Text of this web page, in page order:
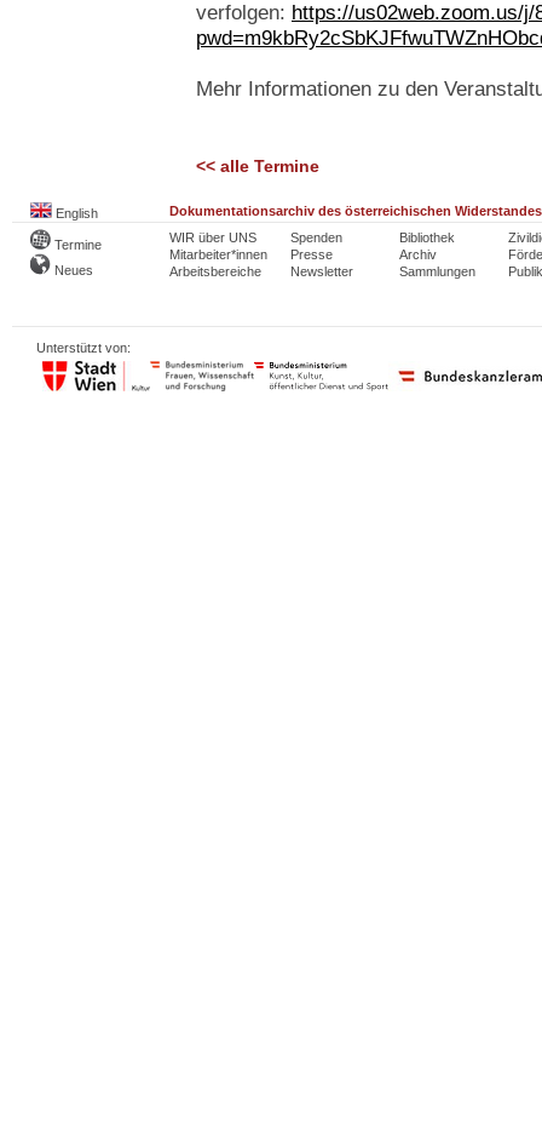
verfolgen: https://us02web.zoom.us/j/
Mehr Informationen zu den
<< alle Termine
English Dokumentationsarchiv des österreichischen Widerstandes
Termine
Neues
WIR über UNS
Mitarbeiter*innen
Arbeitsbereiche
Spenden
Presse
Newsletter
Bibliothek
Archiv
Sammlungen
Unterstützt von: